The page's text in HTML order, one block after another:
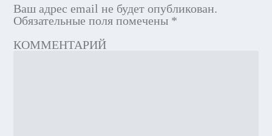
Ваш адрес email не будет опубликован.
Обязательные поля помечены *
КОММЕНТАРИЙ